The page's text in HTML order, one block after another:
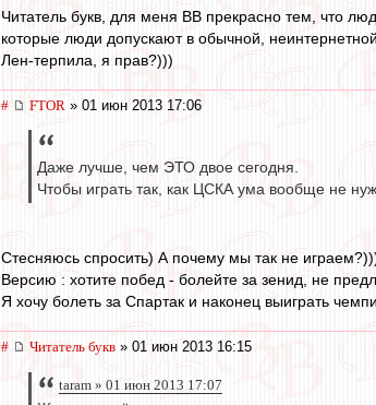
Читатель букв, для меня ВВ прекрасно тем, что
которые люди допускают в обычной,
Лен-терпила, я прав?)))
# FTOR » 01 июн 2013 17:06
Даже лучше, чем ЭТО двое сегодня.
Чтобы играть так, как ЦСКА ума вообще не
Стесняюсь спросить) А почему мы так не
Версию : хотите побед - болейте за зенид, не
Я хочу болеть за Спартак и наконец выиграть
# Читатель букв » 01 июн 2013 16:15
taram » 01 июн 2013 17:07